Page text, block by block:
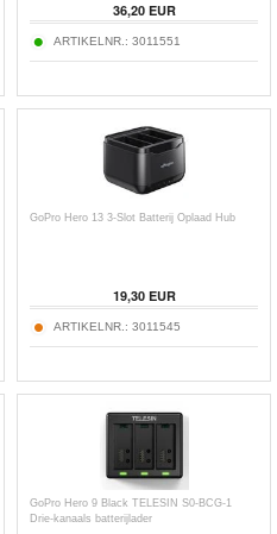
36,20EUR
ARTIKELNR.: 3011551
GoPro Hero 13 3-Slot Batterij Oplaad Hub
19,30EUR
ARTIKELNR.: 3011545
GoPro Hero 9 Black TELESIN S0-BCG-1
Drie-kanaals batterijlader